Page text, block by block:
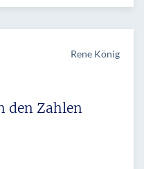
Rene König
den Zahlen